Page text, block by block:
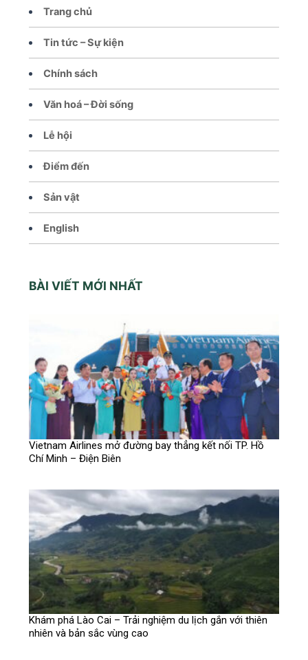
Trang chủ
Tin tức – Sự kiện
Chính sách
Văn hoá – Đời sống
Lễ hội
Điểm đến
Sản vật
English
BÀI VIẾT MỚI NHẤT
Vietnam Airlines mở đường bay thẳng kết nối TP. Hồ
Chí Minh – Điện Biên
Khám phá Lào Cai – Trải nghiệm du lịch gắn với thiên
nhiên và bản sắc vùng cao